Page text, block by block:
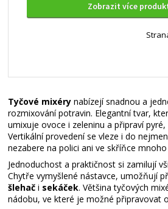
Zobrazit více
Tyčové mixéry nabízejí snadnou a
rozmixování potravin. Elegantní tvar,
umixuje ovoce i zeleninu a připraví
Vertikální provedení se vleze i do
nezabere na polici ani ve skříňce
Jednoduchost a praktičnost si zamilují
Chytře vymyšlené nástavce, umožňují
šlehači sekáček. Většina tyčových
nádobu, ve které je možné připravovat